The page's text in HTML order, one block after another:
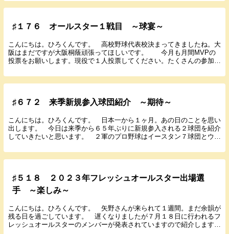
♯１７６ オールスター１戦目 ～球宴～
こんにちは。ひろくんです。 高校野球代表校決まってきましたね。大
阪はまだですが大阪桐蔭頑張ってほしいです。 今月も月間MVPの
投票をお願いします。現役で１人投票してください。たくさんの参加お
♯６７２ 来季新規参入球団紹介 ～期待～
こんにちは。ひろくんです。 日本一から１ヶ月。あの日のことを思い
出します。 今日は来季から６５年ぶりに新規参入される２球団を紹介
していきたいと思います。 ２軍のプロ野球はイースタン７球団とウエ
♯５１８ ２０２３年フレッシュオールスター出場選
手 ～楽しみ～
こんにちは。ひろくんです。 矢野さんが来られて１週間。まだ余韻が
残る日を過ごしています。 遅くなりましたが７月１８日に行われるフ
レッシュオールスターのメンバーが発表されていますので紹介します。